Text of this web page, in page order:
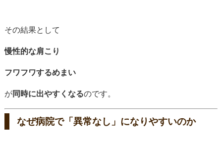
その結果として
慢性的な肩こり
フワフワするめまい
が同時に出やすくなるのです。
なぜ病院で「異常なし」になりやすいのか